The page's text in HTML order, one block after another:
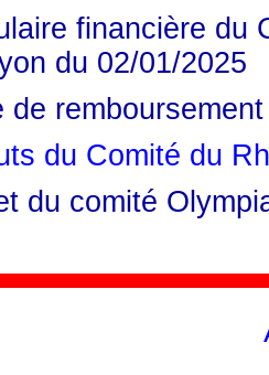
financière du
du 02/01/2025
de
du Comité du
du comité